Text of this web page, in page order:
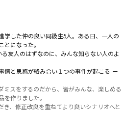
学した仲の良い同級生5人。ある日、一人の
になった。
友人のはずなのに、みんな知らない人のよ
情と思惑が絡み合い１つの事件が起こる ー
スをするのだから、皆がみんな、楽しめる
作りました。
、修正改良を重ねてより良いシナリオへと